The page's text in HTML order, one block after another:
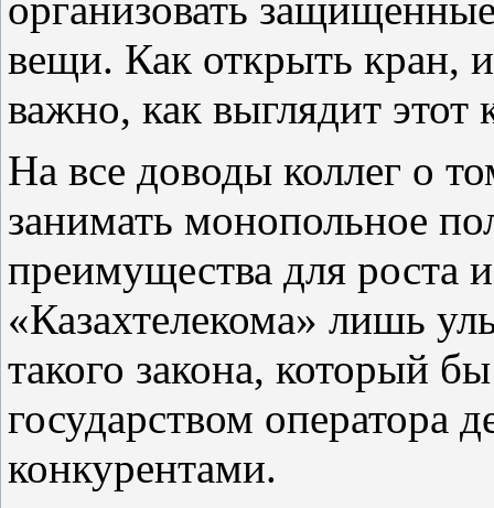
организовать
вещи. Как открыть кран,
важно, как выглядит этот
На все доводы коллег о
занимать монопольное
преимущества для роста
«Казахтелекома» лишь
такого закона, который
государством оператора
конкурентами.